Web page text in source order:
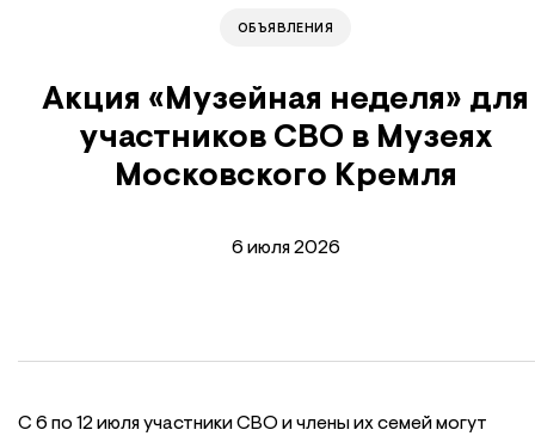
ОБЪЯВЛЕНИЯ
Акция «Музейная неделя» для
участников СВО в Музеях
Московского Кремля
6 июля 2026
С 6 по 12 июля участники СВО и члены их семей могут